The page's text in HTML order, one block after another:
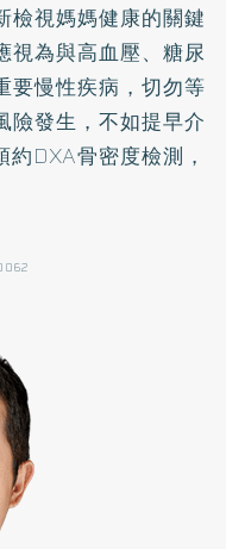
檢視媽媽健康的關鍵
視為與高血壓、糖尿
要慢性疾病，切勿等
險發生，不如提早介
DXA骨密度檢測，